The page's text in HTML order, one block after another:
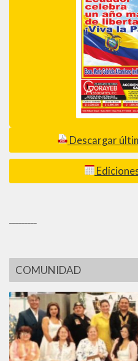
Descargar
COMUNIDAD